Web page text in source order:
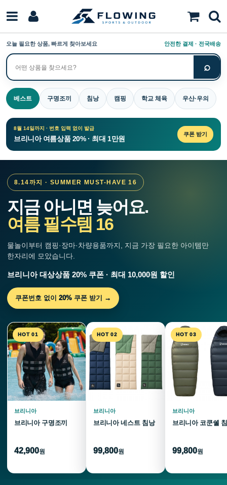
오늘 필요한 상품, 빠르게 찾아보세요 안전한 결제 · 전국배송
상
품
검
색
⌕
베스트 구명조끼 침낭 캠핑 학교 체육 우산·우의
8월 14일까지 · 번호 입력 없이 발급
브리니아 여름상품 20% · 최대 1만원
쿠폰 받기
8.14까지 · SUMMER MUST-HAVE 16
지금 아니면 늦어요.
여름 필수템 16
물놀이부터 캠핑·장마·차량용품까지, 지금 가장 필요한 아이템만
한자리에 모았습니다.
브리니아 대상상품 20% 쿠폰 · 최대 10,000원 할인
쿠폰번호 없이 20% 쿠폰 받기 →
HOT 01
브리니아
브리니아 구명조끼
42,900원
HOT 02
브리니아
브리니아 네스트 침낭
99,800원
HOT 03
브리니아
브리니아 코쿤쉘
99,800원